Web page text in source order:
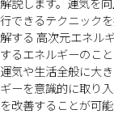
行できるテクニック
解する 高次元エネル
するエネルギーのこ
運気や生活全般に大
ギーを意識的に取り
を改善することが可